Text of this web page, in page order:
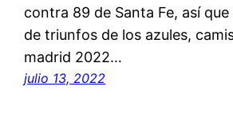
contra 89 de Santa Fe, así
de triunfos de los azules,
madrid 2022…
julio 13, 2022